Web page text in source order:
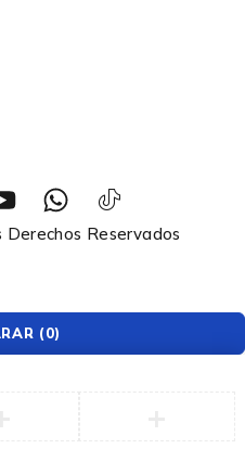
Reservados
(0)